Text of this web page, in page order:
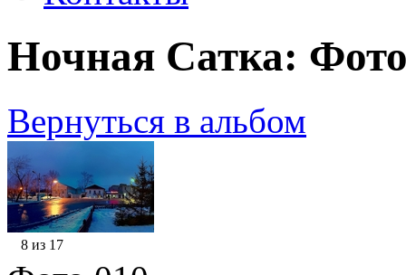
Ночная Сатка:
Вернуться в альбом
8 из 17